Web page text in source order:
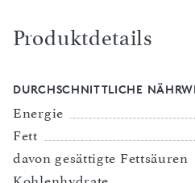
Produktdetails
DURCHSCHNITTLICHE
Energie
Fett
davon gesättigte Fettsäuren